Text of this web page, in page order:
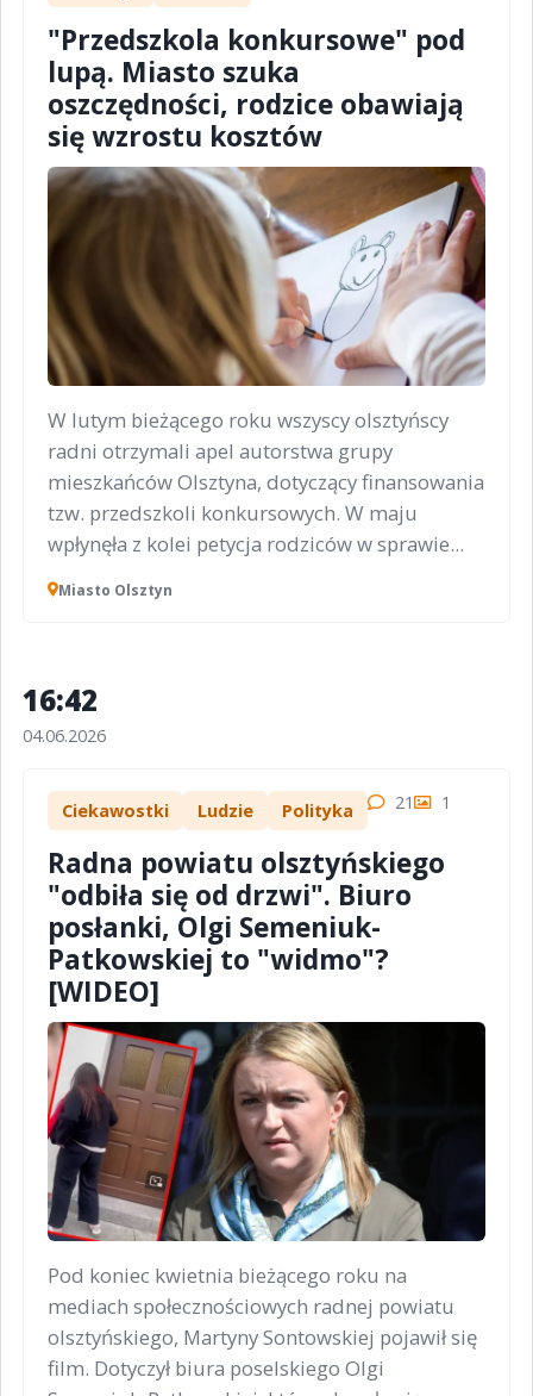
"Przedszkola konkursowe" pod
lupą. Miasto szuka
oszczędności, rodzice obawiają
się wzrostu kosztów
W lutym bieżącego roku wszyscy olsztyńscy
radni otrzymali apel autorstwa grupy
mieszkańców Olsztyna, dotyczący finansowania
tzw. przedszkoli konkursowych. W maju
wpłynęła z kolei petycja rodziców w sprawie...
Miasto Olsztyn
16:42
04.06.2026
Ciekawostki Ludzie Polityka 21 1
Radna powiatu olsztyńskiego
"odbiła się od drzwi". Biuro
posłanki, Olgi Semeniuk-
Patkowskiej to "widmo"?
[WIDEO]
Pod koniec kwietnia bieżącego roku na
mediach społecznościowych radnej powiatu
olsztyńskiego, Martyny Sontowskiej pojawił się
film. Dotyczył biura poselskiego Olgi